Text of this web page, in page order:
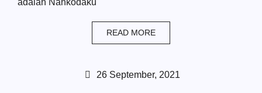
adalah Nahkodaku
READ MORE
26 September, 2021